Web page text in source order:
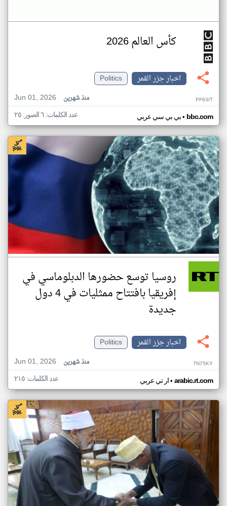
كأس العالم 2026
اخبار جزر القمر
Politics
Jun 01, 2026
منذ شهرين PF63IT
بي بي سي عربي• bbc.com عدد الكلمات: ٦ الصور: ٢٥
روسيا توسع حضورها الدبلوماسي في
إفريقيا بافتتاح ممثليات في 4 دول
جديدة
اخبار جزر القمر
Politics
Jun 01, 2026
منذ شهرين TN75KY
ار تي عربي• arabic.rt.com عدد الكلمات: ٢١٥